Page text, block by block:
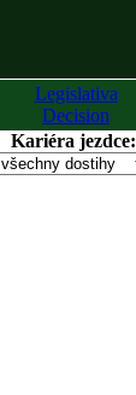
Legislativa
Decision
Kariéra jezdce: